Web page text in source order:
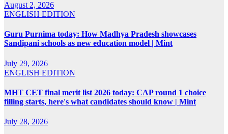
August 2, 2026
ENGLISH EDITION
Guru Purnima today: How Madhya Pradesh showcases
Sandipani schools as new education model | Mint
July 29, 2026
ENGLISH EDITION
MHT CET final merit list 2026 today: CAP round 1 choice
filling starts, here's what candidates should know | Mint
July 28, 2026